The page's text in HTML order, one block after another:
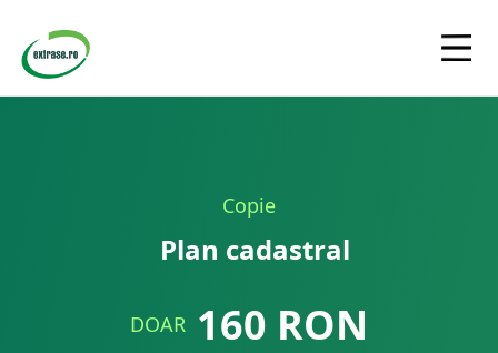
Copie
Plan cadastral
DOAR 160 RON